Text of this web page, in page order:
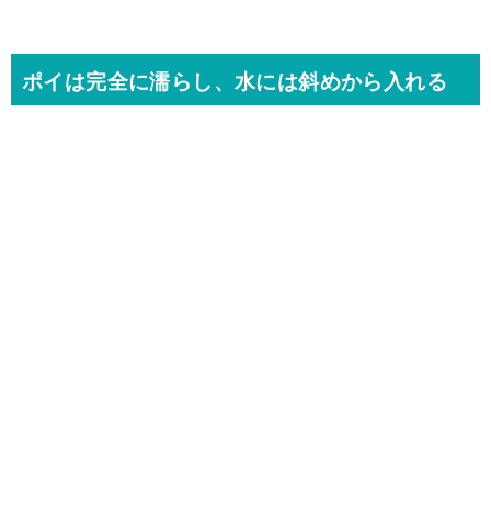
ポイは完全に濡らし、水には斜めから入れる